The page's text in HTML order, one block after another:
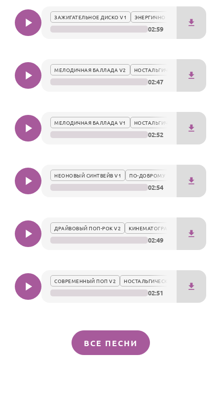
именинницы.
ЗАЖИГАТЕЛЬНОЕ ДИСКО V1 ЭНЕРГИЧНО
02:59
МЕЛОДИЧНАЯ БАЛЛАДА V2 НОСТАЛЬГИЧЕСКИ
02:47
МЕЛОДИЧНАЯ БАЛЛАДА V1 НОСТАЛЬГИЧЕСКИ
02:52
НЕОНОВЫЙ СИНТВЕЙВ V1 ПО-ДОБРОМУ
02:54
ДРАЙВОВЫЙ ПОП-РОК V2 КИНЕМАТОГРАФИЧНО
02:49
СОВРЕМЕННЫЙ ПОП V2 НОСТАЛЬГИЧЕСКИ
02:51
ВСЕ ПЕСНИ